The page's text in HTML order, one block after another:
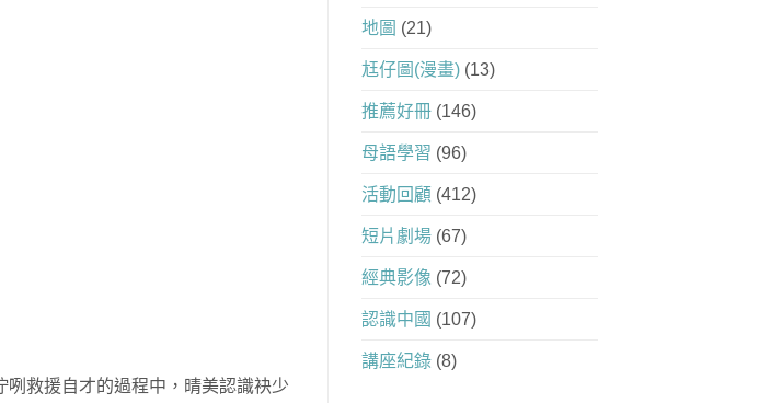
救援自才的過程中，晴美認識袂少
地圖 (21)
尪仔圖(漫畫)(13)
推薦好冊(146)
母語學習 (96)
活動回顧 (412)
短片劇場(67)
經典影像 (72)
認識中國 (107)
講座紀錄(8)